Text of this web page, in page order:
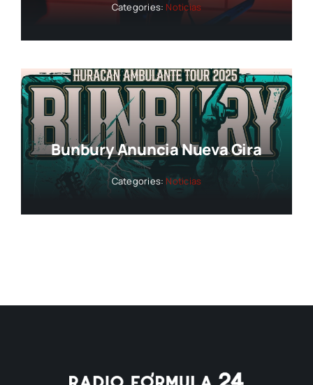
Categories: Noticias
Bunbury Anuncia Nueva Gira
Categories: Noticias